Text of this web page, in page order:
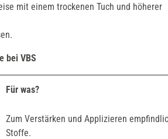
mit einem trockenen Tuch und höherer
bei VBS
Für was?
Zum Verstärken und Applizieren
Stoffe.